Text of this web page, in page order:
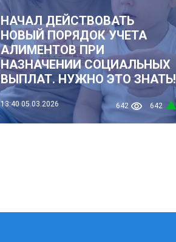
НАЧАЛ ДЕЙСТВОВАТЬ
НОВЫЙ ПОРЯДОК УЧЕТА
АЛИМЕНТОВ ПРИ
НАЗНАЧЕНИИ СОЦИАЛЬНЫХ
ВЫПЛАТ. НУЖНО ЭТО ЗНАТЬ!
13:40 05.03.2026 642 642